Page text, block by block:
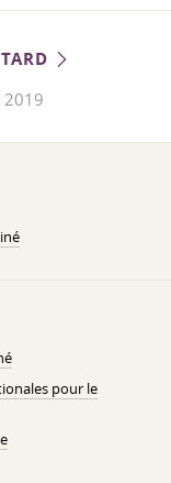
2019
pour le